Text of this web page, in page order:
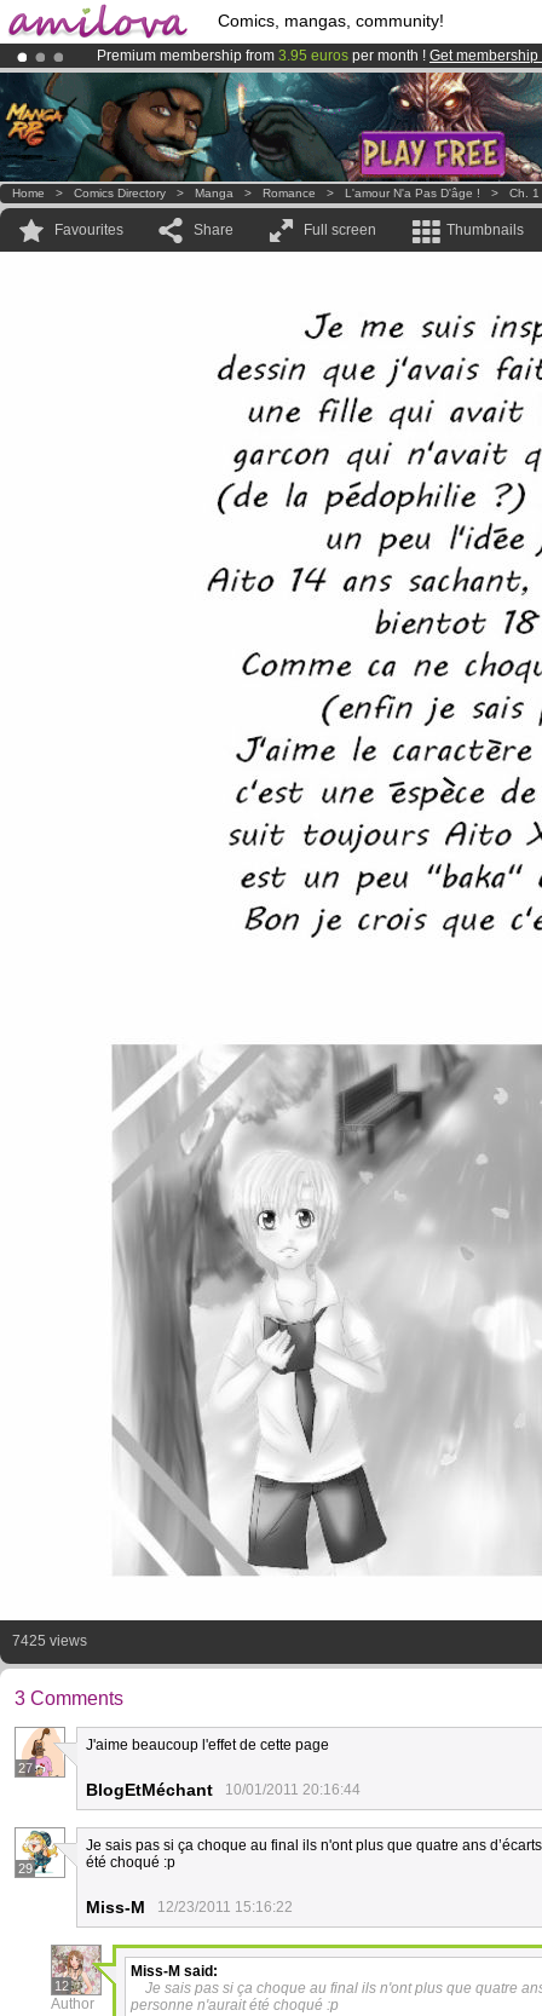
Comics, mangas, community!
Premium membership from 3.95 euros per month ! Get membership
AmilovaKickstarter is now LIVE!.
Already 134393 membersand 1208 comics & mangas!.
Home > Comics Directory > Manga > Romance > L'amour N'a Pas D'âge ! > Ch. 1
Favourites Share Full screen Thumbnails
7425 views
3 Comments
27
J'aime beaucoup l'effet de cette page
BlogEtMéchant 10/01/2011 20:16:44
29
Je sais pas si ça choque au final ils n'ont plus que quatre ans
été choqué :p
Miss-M 12/23/2011 15:16:22
12
Author
Miss-M said:
Je sais pas si ça choque au final ils n'ont plus que quatre
personne n'aurait été choqué :p